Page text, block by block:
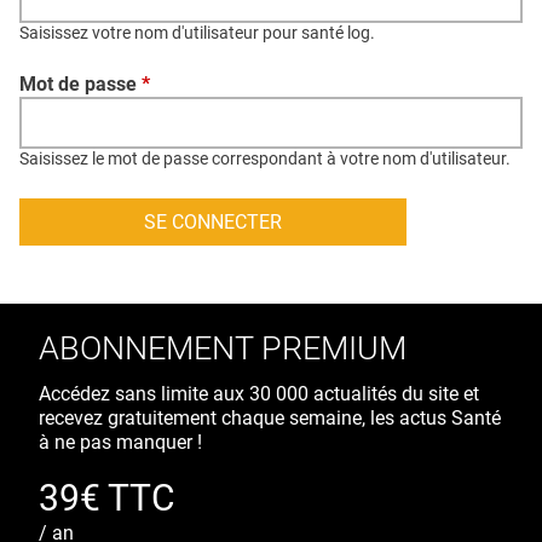
CONTACT
CRÉDITS
Saisissez votre nom d'utilisateur pour santé log.
Mot de passe *
Saisissez le mot de passe correspondant à votre nom d'utilisateur.
ABONNEMENT PREMIUM
Accédez sans limite aux 30 000 actualités du site et
recevez gratuitement chaque semaine, les actus Santé
à ne pas manquer !
39€ TTC
/ an